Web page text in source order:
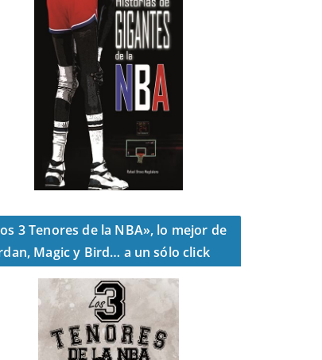
3 Tenores de la NBA», lo mejor de
Magic y Bird… a un sólo click